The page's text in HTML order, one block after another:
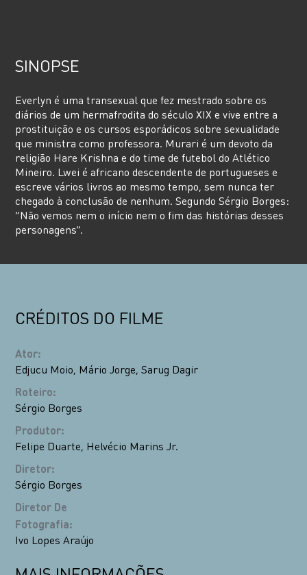
SINOPSE
Everlyn é uma transexual que fez mestrado sobre os
diários de um hermafrodita do século XIX e vive entre a
prostituição e os cursos esporádicos sobre sexualidade
que ministra como professora. Murari é um devoto da
religião Hare Krishna e do time de futebol do Atlético
Mineiro. Lwei é africano descendente de portugueses e
escreve vários livros ao mesmo tempo, sem nunca ter
chegado à conclusão de nenhum. Segundo Sérgio Borges:
“Não vemos nem o início nem o fim das histórias desses
personagens”.
CRÉDITOS DO FILME
Ator:
Edjucu Moio, Mário Jorge,Sarug Dagir
Roteiro:
Sérgio Borges
Produtor:
Felipe Duarte, Helvécio Marins Jr.
Diretor:
Sérgio Borges
Diretor De
Fotografia:
Ivo Lopes Araújo